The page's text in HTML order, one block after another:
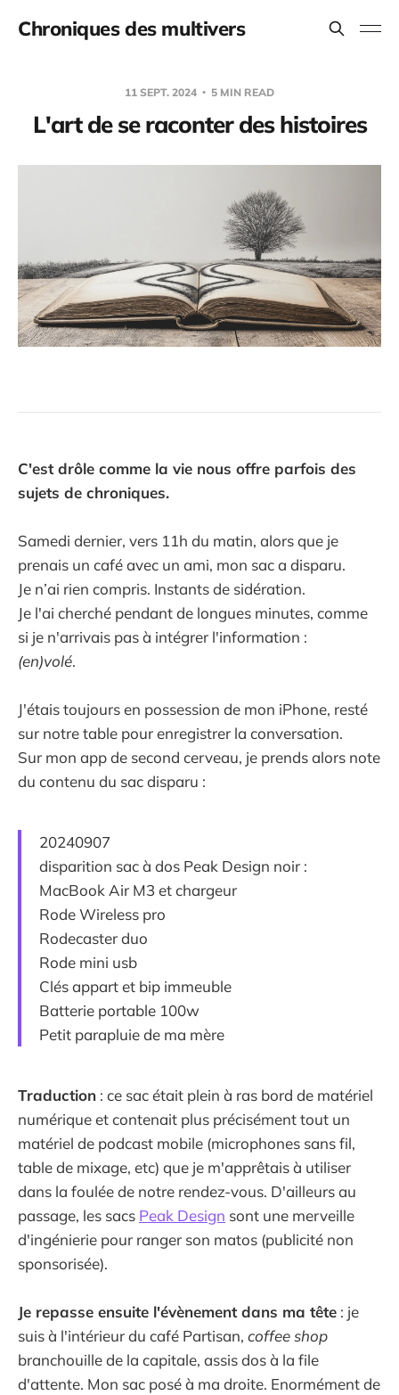
Chroniques des multivers
11 SEPT. 2024 5 MIN READ
L'art de se raconter des histoires
C'est drôle comme la vie nous offre parfois des
sujets de chroniques.
Samedi dernier, vers 11h du matin, alors que je
prenais un café avec un ami, mon sac a disparu.
Je n’ai rien compris. Instants de sidération.
Je l'ai cherché pendant de longues minutes, comme
si je n'arrivais pas à intégrer l'information :
(en)volé.
J'étais toujours en possession de mon iPhone, resté
sur notre table pour enregistrer la conversation.
Sur mon app de second cerveau, je prends alors note
du contenu du sac disparu :
20240907
disparition sac à dos Peak Design noir :
MacBook Air M3 et chargeur
Rode Wireless pro
Rodecaster duo
Rode mini usb
Clés appart et bip immeuble
Batterie portable 100w
Petit parapluie de ma mère
Traduction : ce sac était plein à ras bord de matériel
numérique et contenait plus précisément tout un
matériel de podcast mobile (microphones sans fil,
table de mixage, etc) que je m'apprêtais à utiliser
dans la foulée de notre rendez-vous. D'ailleurs au
passage, les sacs Peak Design sont une merveille
d'ingénierie pour ranger son matos (publicité non
sponsorisée).
Je repasse ensuite l'évènement dans ma tête : je
suis à l'intérieur du café Partisan, coffee shop
branchouille de la capitale, assis dos à la file
d'attente. Mon sac posé à ma droite. Enormément de